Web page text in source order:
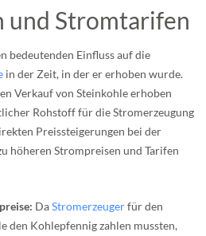
und Stromtarifen
bedeutenden Einfluss auf die
in der Zeit, in der er erhoben wurde.
Verkauf von Steinkohle erhoben
Rohstoff für die Stromerzeugung
Preissteigerungen bei der
höheren Strompreisen und Tarifen
DaStromerzeugerfür den
den Kohlepfennig zahlen mussten,